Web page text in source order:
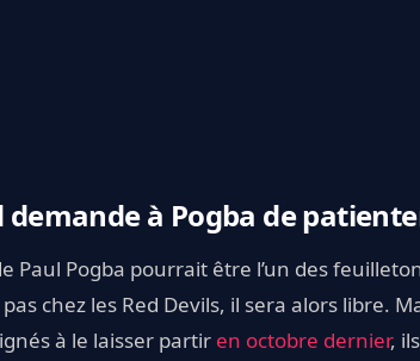
demande à Pogba de
Paul Pogba pourrait être l’un des
chez les Red Devils, il sera alors libre.
à le laisser partir en octobre dernier,